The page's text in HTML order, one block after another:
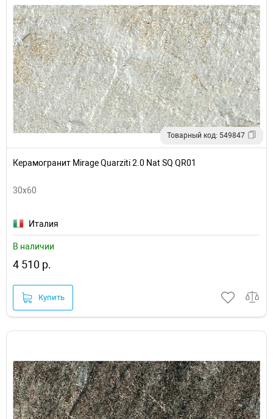
Товарный код: 549847
Керамогранит Mirage Quarziti 2.0 Nat SQ QR01
30x60
Италия
В наличии
4 510 р.
Купить